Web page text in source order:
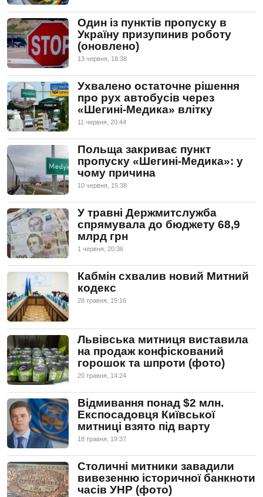
Один із пунктів пропуску в
Україну призупинив роботу
(оновлено)
13 червня, 18:38
Ухвалено остаточне рішення
про рух автобусів через
«Шегині-Медика» влітку
11 червня, 20:44
Польща закриває пункт
пропуску «Шегині-Медика»: у
чому причина
10 червня, 15:38
У травні Держмитслужба
спрямувала до бюджету 68,9
млрд грн
1 червня, 20:36
Кабмін схвалив новий Митний
кодекс
28 травня, 15:16
Львівська митниця виставила
на продаж конфіскований
горошок та шпроти (фото)
20 травня, 14:24
Відмивання понад $2 млн.
Експосадовця Київської
митниці взято під варту
18 травня, 19:37
Столичні митники завадили
вивезенню історичної банкноти
часів УНР (фото)